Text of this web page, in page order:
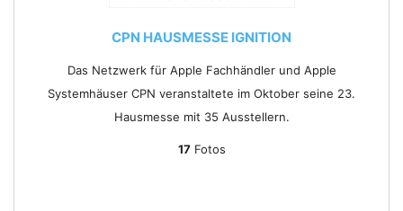
CPN HAUSMESSE IGNITION
Das Netzwerk für Apple Fachhändler und Apple
Systemhäuser CPN veranstaltete im Oktober seine 23.
Hausmesse mit 35 Ausstellern.
17Fotos